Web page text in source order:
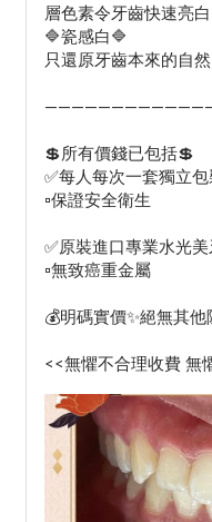
層色素令牙齒快速亮白
🔷瓷感白🔷
只還原牙齒本來的自
💲所有價錢已包括💲
✅每人每次一套獨立
▫️保證安全衛生
✅原裝進口專業水光美
▫️無致癌重金屬
💰明碼實價✨絕無其他
<<無懼不合理收費 無